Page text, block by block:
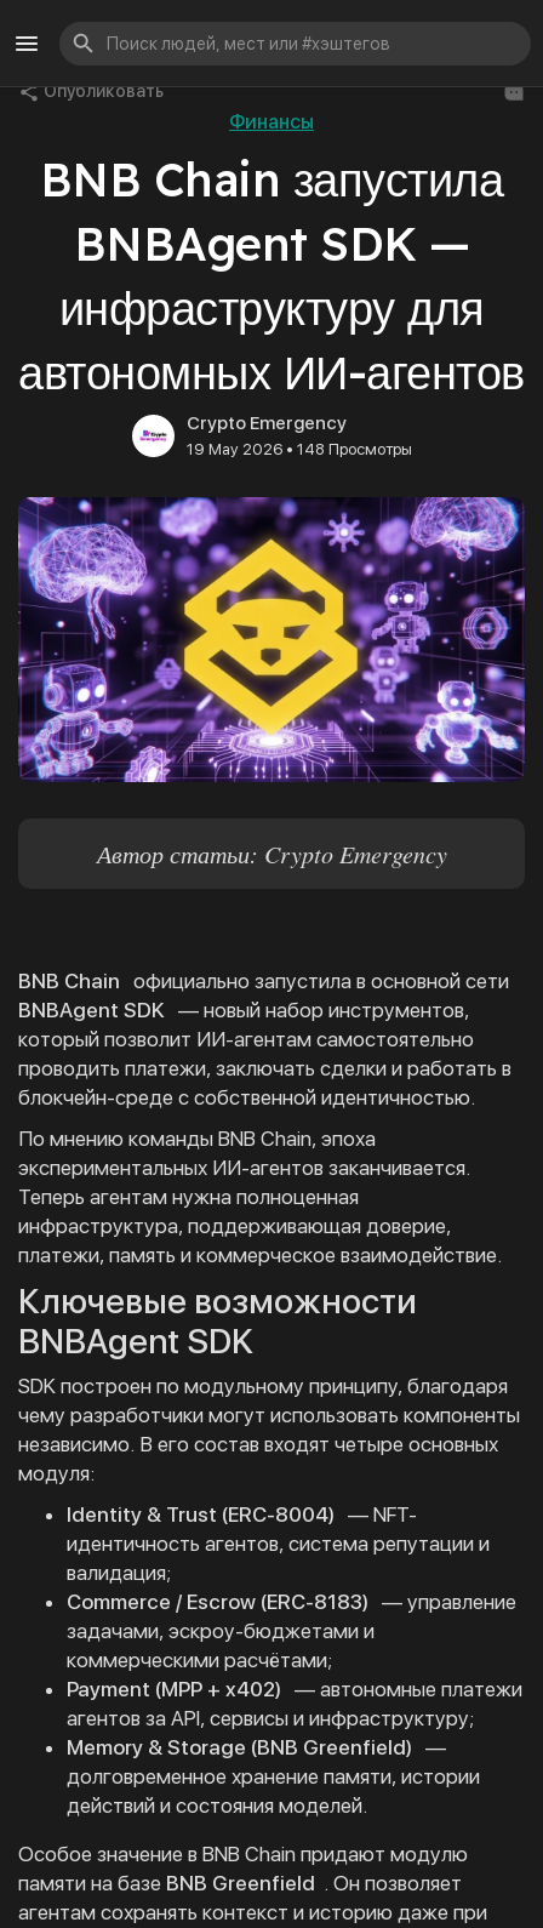
Опубликовать
Финансы
BNB Chain запустила
BNBAgent SDK —
инфраструктуру для
автономных ИИ-агентов
Crypto Emergency
19 May 2026• 148 Просмотры
Автор статьи: Crypto Emergency
BNB Chain официально запустила в основной сети
BNBAgent SDK — новый набор инструментов,
который позволит ИИ-агентам самостоятельно
проводить платежи, заключать сделки и работать в
блокчейн-среде с собственной идентичностью.
По мнению команды BNB Chain, эпоха
экспериментальных ИИ-агентов заканчивается.
Теперь агентам нужна полноценная
инфраструктура, поддерживающая доверие,
платежи, память и коммерческое взаимодействие.
Ключевые возможности
BNBAgent SDK
SDK построен по модульному принципу, благодаря
чему разработчики могут использовать компоненты
независимо. В его состав входят четыре основных
модуля:
Identity & Trust (ERC-8004) — NFT-
идентичность агентов, система репутации и
валидация;
Commerce / Escrow (ERC-8183) — управление
задачами, эскроу-бюджетами и
коммерческими расчётами;
Payment (MPP + x402) — автономные платежи
агентов за API, сервисы и инфраструктуру;
Memory & Storage (BNB Greenfield) —
долговременное хранение памяти, истории
действий и состояния моделей.
Особое значение в BNB Chain придают модулю
памяти на базе BNB Greenfield . Он позволяет
агентам сохранять контекст и историю даже при